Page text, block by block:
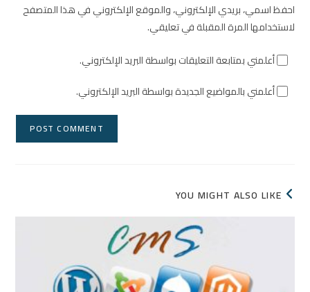
احفظ اسمي، بريدي الإلكتروني، والموقع الإلكتروني في هذا المتصفح
لاستخدامها المرة المقبلة في تعليقي.
أعلمني بمتابعة التعليقات بواسطة البريد الإلكتروني.
أعلمني بالمواضيع الجديدة بواسطة البريد الإلكتروني.
YOU MIGHT ALSO LIKE